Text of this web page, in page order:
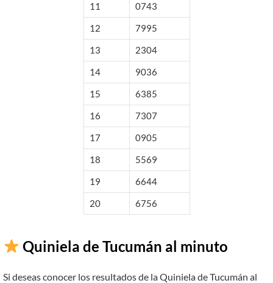
11
0743
12
7995
13
2304
14
9036
15
6385
16
7307
17
0905
18
5569
19
6644
20
6756
Quiniela de Tucumán al minuto
Si deseas conocer los resultados de la Quiniela de Tucumán al